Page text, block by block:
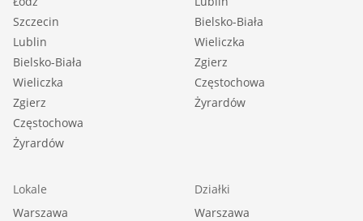
Szczecin
Lublin
Bielsko-Biała
Wieliczka
Zgierz
Częstochowa
Żyrardów
Bielsko-Biała
Wieliczka
Zgierz
Częstochowa
Żyrardów
Lokale
Warszawa
Działki
Warszawa